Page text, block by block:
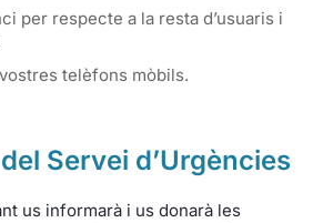
per respecte a la resta d’usuaris i
telèfons mòbils.
Servei d’Urgències
us informarà i us donarà les